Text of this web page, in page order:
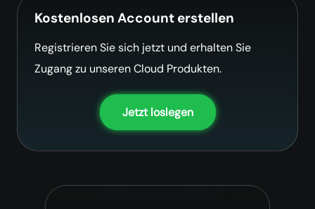
Kostenlosen Account erstellen
Registrieren Sie sich jetzt und erhalten Sie
Zugang zu unseren Cloud Produkten.
Jetzt loslegen